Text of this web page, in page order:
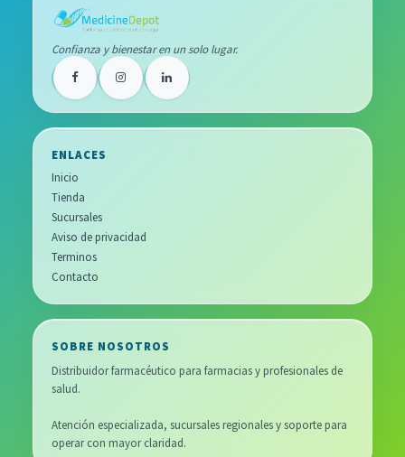
Confianza y bienestar en un solo lugar.
ENLACES
Inicio
Tienda
Sucursales
Aviso de privacidad
Terminos
Contacto
SOBRE NOSOTROS
Distribuidor farmacéutico para farmacias y profesionales de
salud.
Atención especializada, sucursales regionales y soporte para
operar con mayor claridad.